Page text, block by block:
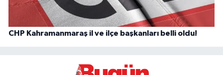
CHP Kahramanmaraş il ve ilçe başkanları belli oldu!